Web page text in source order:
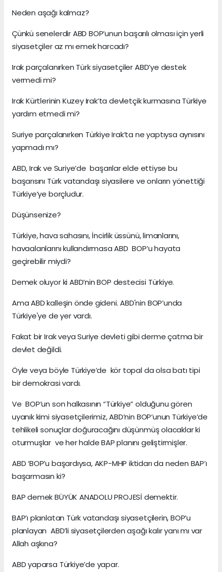
Neden aşağı kalmaz?
Çünkü senelerdir ABD BOP’unun başarılı olması için yerli
siyasetçiler az mı emek harcadı?
Irak parçalanırken Türk siyasetçiler ABD’ye destek
vermedi mi?
Irak Kürtlerinin Kuzey Irak’ta devletçik kurmasına Türkiye
yardım etmedi mi?
Suriye parçalanırken Türkiye Irak’ta ne yaptıysa aynısını
yapmadı mı?
ABD, Irak ve Suriye’de başarılar elde ettiyse bu
başarısını Türk vatandaşı siyasilere ve onların yönettiği
Türkiye’ye borçludur.
Düşünsenize?
Türkiye, hava sahasını, İncirlik üssünü, limanlarını,
havaalanlarını kullandırmasa ABD BOP’u hayata
geçirebilir miydi?
Demek oluyor ki ABD’nin BOP destecisi Türkiye.
Ama ABD kalleşin önde gideni. ABD'nin BOP’unda
Türkiye'ye de yer vardı.
Fakat bir Irak veya Suriye devleti gibi derme çatma bir
devlet değildi.
Öyle veya böyle Türkiye’de kör topal da olsa batı tipi
bir demokrasi vardı.
Ve BOP’un son halkasının “Türkiye” olduğunu gören
uyanık kimi siyasetçilerimiz, ABD’nin BOP’unun Türkiye’de
tehlikeli sonuçlar doğuracağını düşünmüş olacaklar ki
oturmuşlar ve her halde BAP planını geliştirmişler.
ABD ‘BOP’u başardıysa, AKP-MHP iktidarı da neden BAP’ı
başarmasın ki?
BAP demek BÜYÜK ANADOLU PROJESİ demektir.
BAP’ı planlatan Türk vatandaşı siyasetçilerin, BOP’u
planlayan ABD’li siyasetçilerden aşağı kalır yanı mı var
Allah aşkına?
ABD yaparsa Türkiye’de yapar.